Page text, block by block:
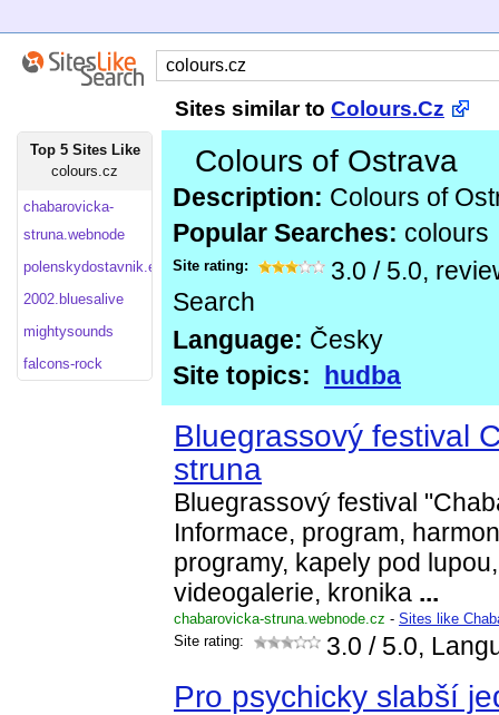
Sites similar to Colours.Cz
Top 5 Sites Like
colours.cz
chabarovicka-
struna.webnode
polenskydostavnik.estranky
2002.bluesalive
mightysounds
falcons-rock
Colours of Ostrava
Description: Colours of
Popular Searches: colours
Site rating: 3.0 / 5.0,
Search
Language: Česky
Site topics:
hudba
Bluegrassový festival
struna
Bluegrassový festival
Informace, program,
programy, kapely pod
videogalerie, kronika ...
chabarovicka-struna.webnode.cz - Sites like
Site rating:
3.0 / 5.0,
Pro psychicky slabší